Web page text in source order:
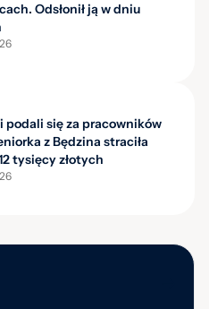
Odsłonił ją w dniu
podali się za pracowników
z Będzina straciła
tysięcy złotych